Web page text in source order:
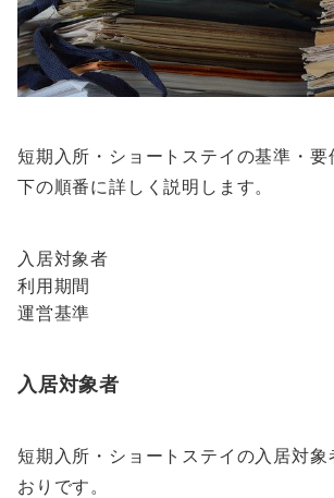
短期入所・ショートステイの基準・要
下の順番に詳しく説明します。
入居対象者
利用期間
運営基準
入居対象者
短期入所・ショートステイの入居対象
おりです。